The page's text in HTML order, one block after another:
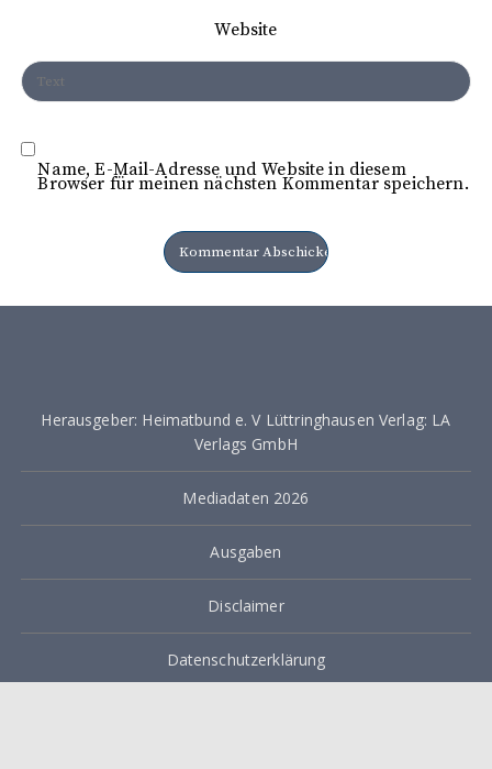
Website
Name, E-Mail-Adresse und Website in diesem
Browser für meinen nächsten Kommentar speichern.
Herausgeber: Heimatbund e. V Lüttringhausen Verlag: LA
Verlags GmbH
Mediadaten 2026
Ausgaben
Disclaimer
Datenschutzerklärung